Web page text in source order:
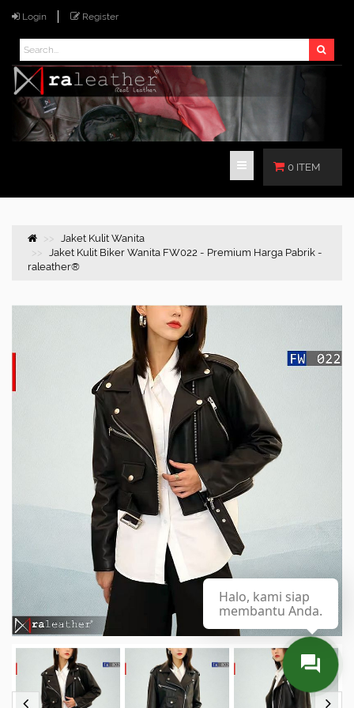
Login Register
0 ITEM
Jaket Kulit Wanita
Jaket Kulit Biker Wanita FW022 - Premium Harga Pabrik -
raleather®
Halo, kami siap
membantu Anda.